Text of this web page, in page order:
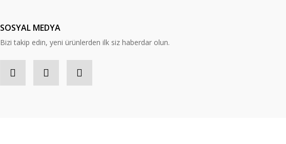
SOSYAL MEDYA
Bizi takip edin, yeni ürünlerden ilk siz haberdar olun.